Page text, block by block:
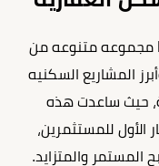
يضم كمبوند Moon Hills 5 New Zayed مجموعه متنوعه من
المشاريع السكنيه
حيث ساعدت هذه
الأول للمستثمرين،
المستمر والمتزايد.